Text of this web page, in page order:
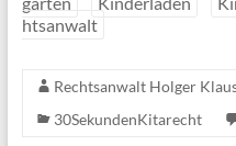
htsanwalt
Rechtsanwalt Holger
30SekundenKitarecht